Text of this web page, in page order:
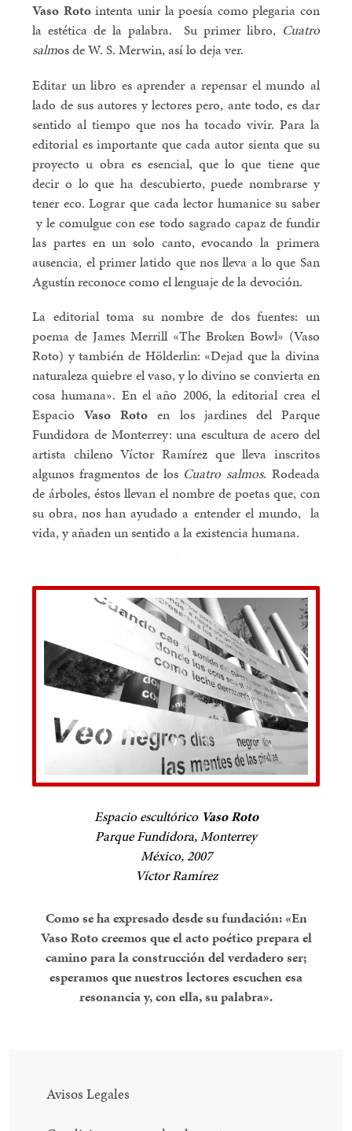
Vaso Rotointenta unir la poesía como plegaria con
la estética de la palabra. Su primer libro, Cuatro
salmos de W. S. Merwin, así lo deja ver.
Editar un libro es aprender a repensar el mundo al
lado de sus autores y lectores pero, ante todo, es dar
sentido al tiempo que nos ha tocado vivir. Para la
editorial es importante que cada autor sienta que su
proyecto u obra es esencial, que lo que tiene que
decir o lo que ha descubierto, puede nombrarse y
tener eco. Lograr que cada lector humanice su saber
y le comulgue con ese todo sagrado capaz de fundir
las partes en un solo canto, evocando la primera
ausencia, el primer latido que nos lleva a lo que San
Agustín reconoce como el lenguaje de la devoción.
La editorial toma su nombre de dos fuentes: un
poema de James Merrill «The Broken Bowl» (Vaso
Roto) y también de Hölderlin: «Dejad que la divina
naturaleza quiebre el vaso, y lo divino se convierta en
cosa humana». En el año 2006, la editorial crea el
EspacioVaso Roto en los jardines del Parque
Fundidora de Monterrey: una escultura de acero del
artista chileno Víctor Ramírez que lleva inscritos
algunos fragmentos de los Cuatro salmos. Rodeada
de árboles, éstos llevan el nombre de poetas que, con
su obra, nos han ayudado a entender el mundo, la
vida, y añaden un sentido a la existencia humana.
Espacio escultórico Vaso Roto
Parque Fundidora, Monterrey
México, 2007
Víctor Ramírez
Como se ha expresado desde su fundación: «En
Vaso Roto creemos que el acto poético prepara el
camino para la construcción del verdadero ser;
esperamos que nuestros lectores escuchen esa
resonancia y, con ella, su palabra».
Avisos Legales